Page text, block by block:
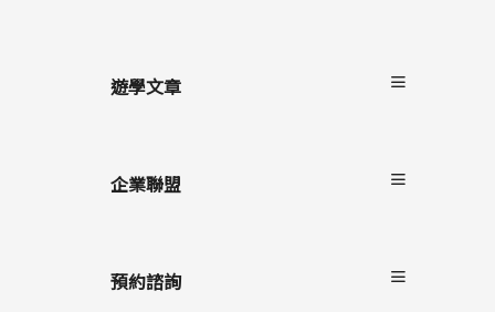
克拉克
遊學文章
遊學懶人包
語言學校/生活
企業聯盟
上學院留學
遊學隨身秘書APP
預約諮詢